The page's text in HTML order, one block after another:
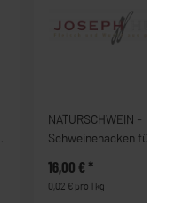
NATURSCHWEIN -
Schweinenacken für Braten
16,00 €*
0,02 € pro 1 kg